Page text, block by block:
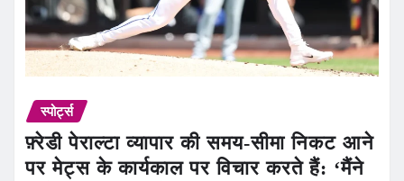
स्पोर्ट्स
फ़्रेडी पेराल्टा व्यापार की समय-सीमा निकट आने
पर मेट्स के कार्यकाल पर विचार करते हैं: ‘मैंने